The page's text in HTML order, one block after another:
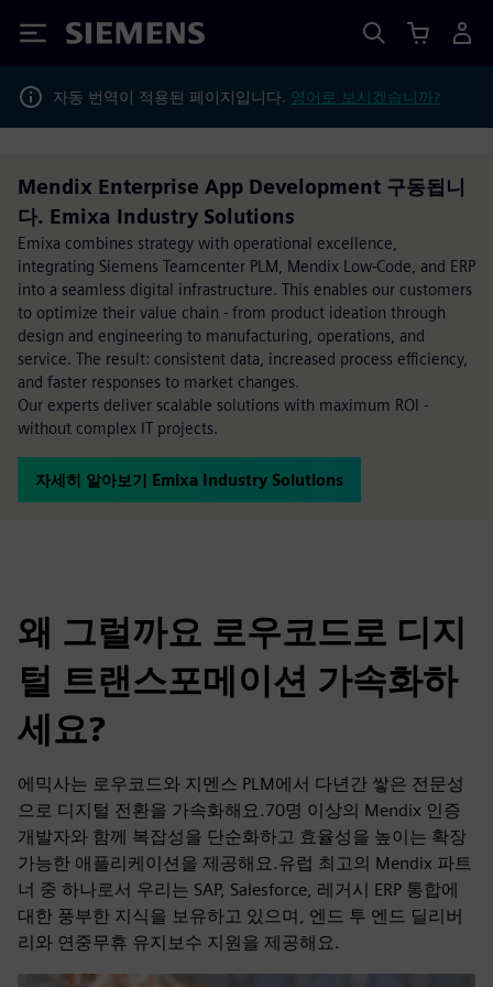
Siemens
자동 번역이 적용된 페이지입니다. 영어로 보시겠습니까?
Mendix Enterprise App Development 구동됩니
다. Emixa Industry Solutions
Emixa combines strategy with operational excellence,
integrating Siemens Teamcenter PLM, Mendix Low-Code, and ERP
into a seamless digital infrastructure. This enables our customers
to optimize their value chain - from product ideation through
design and engineering to manufacturing, operations, and
service. The result: consistent data, increased process efficiency,
and faster responses to market changes.
Our experts deliver scalable solutions with maximum ROI -
without complex IT projects.
자세히 알아보기 Emixa Industry Solutions
왜 그럴까요 로우코드로 디지
털 트랜스포메이션 가속화하
세요?
에믹사는 로우코드와 지멘스 PLM에서 다년간 쌓은 전문성
으로 디지털 전환을 가속화해요.70명 이상의 Mendix 인증
개발자와 함께 복잡성을 단순화하고 효율성을 높이는 확장
가능한 애플리케이션을 제공해요.유럽 최고의 Mendix 파트
너 중 하나로서 우리는 SAP, Salesforce, 레거시 ERP 통합에
대한 풍부한 지식을 보유하고 있으며, 엔드 투 엔드 딜리버
리와 연중무휴 유지보수 지원을 제공해요.